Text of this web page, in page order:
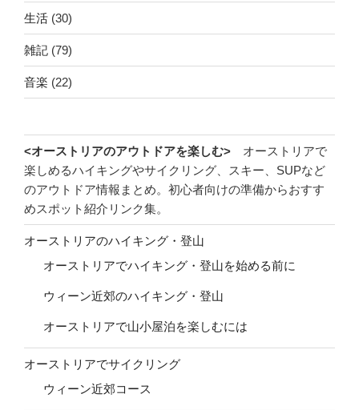
生活 (30)
雑記 (79)
音楽 (22)
<オーストリアのアウトドアを楽しむ> オーストリアで
楽しめるハイキングやサイクリング、スキー、SUPなど
のアウトドア情報まとめ。初心者向けの準備からおすす
めスポット紹介リンク集。
オーストリアのハイキング・登山
オーストリアでハイキング・登山を始める前に
ウィーン近郊のハイキング・登山
オーストリアで山小屋泊を楽しむには
オーストリアでサイクリング
ウィーン近郊コース